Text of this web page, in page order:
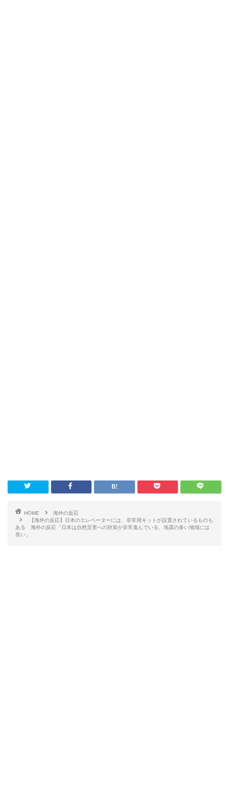
HOME
海外の反応
【海外の反応】日本のエレベーターには、非常用キットが設置されているものも
ある 海外の反応「日本は自然災害への対策が非常進んでいる、地震の多い地域には
良い」